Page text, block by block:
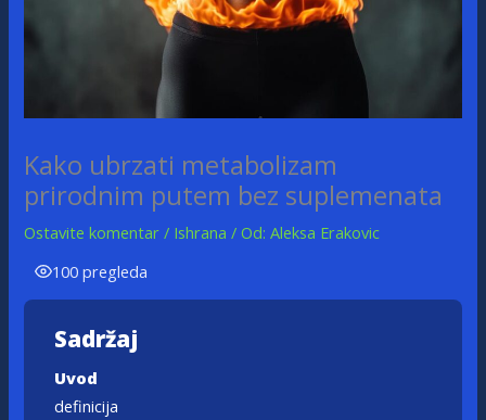
Kako ubrzati metabolizam
prirodnim putem bez suplemenata
Ostavite komentar / Ishrana / Od: Aleksa Erakovic
100 pregleda
Sadržaj
Uvod
definicija